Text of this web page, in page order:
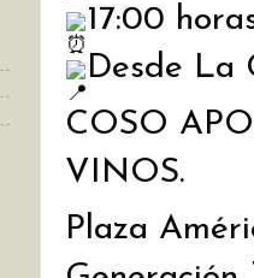
17:00
Desde La
COSO
VINOS.
Plaza